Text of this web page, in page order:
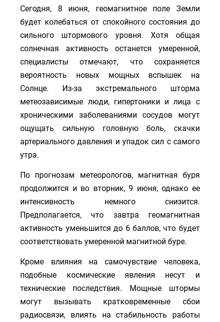
Сегодня, 8 июня, геомагнитное поле Земли
будет колебаться от спокойного состояния до
сильного штормового уровня. Хотя общая
солнечная активность останется умеренной,
специалисты отмечают, что сохраняется
вероятность новых мощных вспышек на
Солнце. Из-за экстремального шторма
метеозависимые люди, гипертоники и лица с
хроническими заболеваниями сосудов могут
ощущать сильную головную боль, скачки
артериального давления и упадок сил с самого
утра.
По прогнозам метеорологов, магнитная буря
продолжится и во вторник, 9 июня, однако ее
интенсивность немного снизится.
Предполагается, что завтра геомагнитная
активность уменьшится до 6 баллов, что будет
соответствовать умеренной магнитной буре.
Кроме влияния на самочувствие человека,
подобные космические явления несут и
технические последствия. Мощные штормы
могут вызывать кратковременные сбои
радиосвязи, влиять на стабильность работы